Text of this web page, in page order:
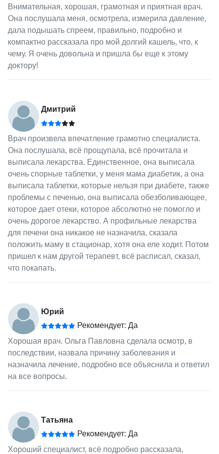
Внимательная, хорошая, грамотная и приятная врач.
Она послушала меня, осмотрела, измерила давление,
дала подышать спреем, правильно, подробно и
компактно рассказала про мой долгий кашель, что, к
чему. Я очень довольна и пришла бы еще к этому
доктору!
Дмитрий
Врач произвела впечатление грамотно специалиста.
Она послушала, всё прощупала, всё прочитала и
выписала лекарства. Единственное, она выписала
очень спорные таблетки, у меня мама диабетик, а она
выписала таблетки, которые нельзя при диабете, также
проблемы с печенью, она выписала обезболивающее,
которое дает отеки, которое абсолютно не помогло и
очень дорогое лекарство. А профильные лекарства
для печени она никакое не назначила, сказала
положить маму в стационар, хотя она еле ходит. Потом
пришел к нам другой терапевт, всё расписал, сказал,
что покапать.
Юрий
Рекомендует: Да
Хорошая врач. Ольга Павловна сделала осмотр, в
последствии, назвала причину заболевания и
назначила лечение, подробно все объяснила и ответил
на все вопросы.
Татьяна
Рекомендует: Да
Хороший специалист, всё подробно рассказала,